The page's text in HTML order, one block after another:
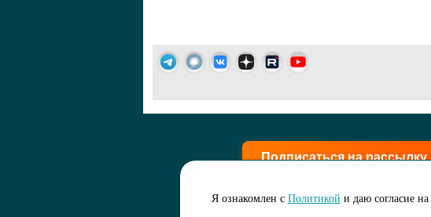
Подписаться на рассылку
Я ознакомлен с Политикой и даю согласие на